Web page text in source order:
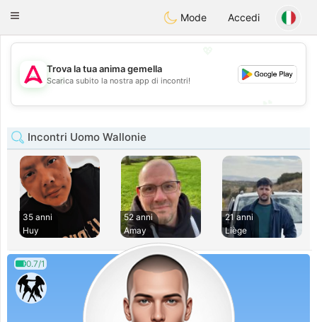
Tantôt
Toggle
Mode Accedi
💖
💕
Trova la tua anima gemella
Scarica subito la nostra app di incontri!
Incontri Uomo Wallonie
35 anni
Huy
52 anni
Amay
21 anni
Liège
0.7/1